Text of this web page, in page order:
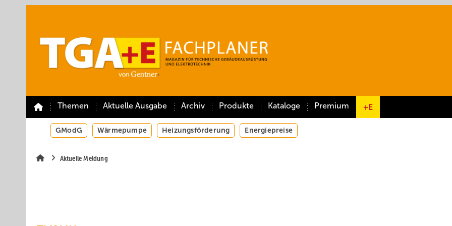
Themen Aktuelle Ausgabe Archiv Produkte Kataloge Premium +E
GModG Wärmepumpe Heizungsförderung Energiepreise
Aktuelle Meldung